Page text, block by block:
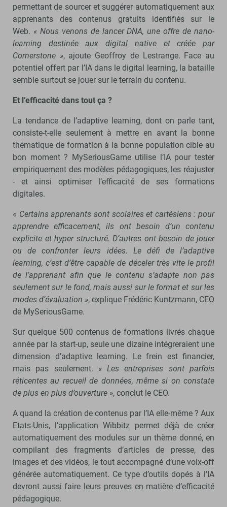
permettant de sourcer et suggérer automatiquement aux
apprenants des contenus gratuits identifiés sur le
Web. « Nous venons de lancer DNA, une offre de nano-
learning destinée aux digital native et créée par
Cornerstone », ajoute Geoffroy de Lestrange. Face au
potentiel offert par l’IA dans le digital learning, la bataille
semble surtout se jouer sur le terrain du contenu.
Et l’efficacité dans tout ça ?
La tendance de l’adaptive learning, dont on parle tant,
consiste-t-elle seulement à mettre en avant la bonne
thématique de formation à la bonne population cible au
bon moment ? MySeriousGame utilise l’IA pour tester
empiriquement des modèles pédagogiques, les réajuster
- et ainsi optimiser l’efficacité de ses formations
digitales.
« Certains apprenants sont scolaires et cartésiens : pour
apprendre efficacement, ils ont besoin d’un contenu
explicite et hyper structuré. D’autres ont besoin de jouer
ou de confronter leurs idées. Le défi de l’adaptive
learning, c’est d’être capable de déceler très vite le profil
de l’apprenant afin que le contenu s’adapte non pas
seulement sur le fond, mais aussi sur le format et sur les
modes d’évaluation », explique Frédéric Kuntzmann, CEO
de MySeriousGame.
Sur quelque 500 contenus de formations livrés chaque
année par la start-up, seule une dizaine intégreraient une
dimension d’adaptive learning. Le frein est financier,
mais pas seulement. « Les entreprises sont parfois
réticentes au recueil de données, même si on constate
de plus en plus d’ouverture », conclut le CEO.
A quand la création de contenus par l’IA elle-même ? Aux
Etats-Unis, l’application Wibbitz permet déjà de créer
automatiquement des modules sur un thème donné, en
compilant des fragments d’articles de presse, des
images et des vidéos, le tout accompagné d’une voix-off
générée automatiquement. Ce type d’outils dopés à l’IA
devront aussi faire leurs preuves en matière d’efficacité
pédagogique.